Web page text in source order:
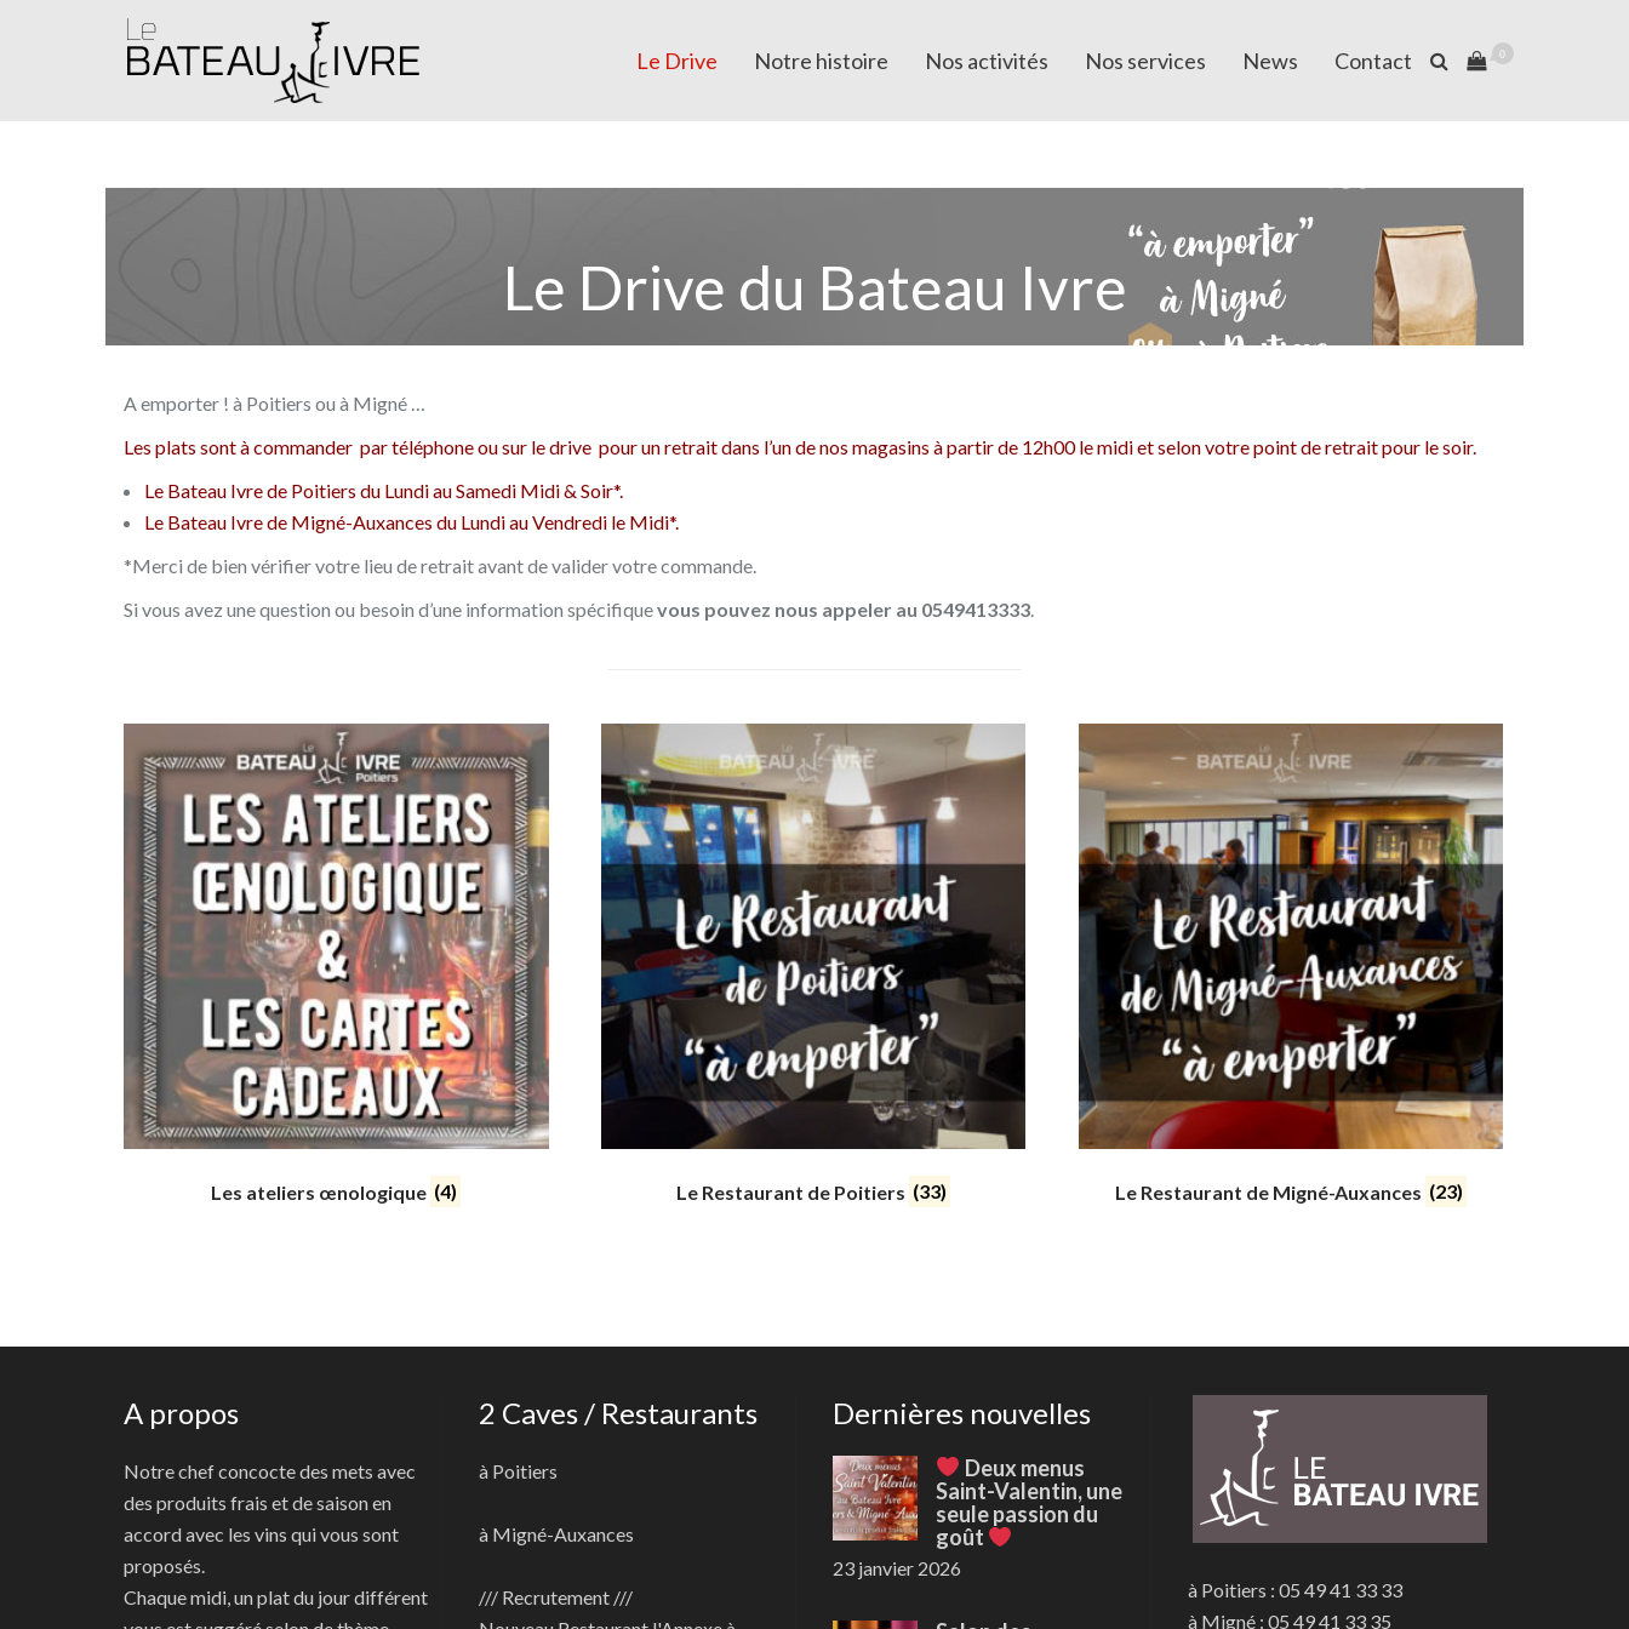
Le Drive Notre histoire Nos activités Nos services News Contact 0
Le Drive du Bateau Ivre
A emporter ! à Poitiers ou à Migné …
Les plats sont à commander par téléphone ou sur le drive pour un retrait dans l’un de nos magasins à partir de 12h00 le midi et selon votre point de retrait pour le soir.
Le Bateau Ivre de Poitiers du Lundi au Samedi Midi & Soir*.
Le Bateau Ivre de Migné-Auxances du Lundi au Vendredi le Midi*.
*Merci de bien vérifier votre lieu de retrait avant de valider votre commande.
Si vous avez une question ou besoin d’une information spécifiquevous pouvez nous appeler au 0549413333.
Les ateliers œnologique (4) Le Restaurant de Poitiers (33) Le Restaurant de Migné-Auxances (23)
A propos
Notre chef concocte des mets avec
des produits frais et de saison en
accord avec les vins qui vous sont
proposés.
Chaque midi, un plat du jour différent
2 Caves / Restaurants
à Poitiers
à Migné-Auxances
/// Recrutement ///
Dernières nouvelles
Deux menus
Saint-Valentin, une
seule passion du
goût
23 janvier 2026
à Poitiers : 05 49 41 33 33
à Migné : 05 49 41 33 35